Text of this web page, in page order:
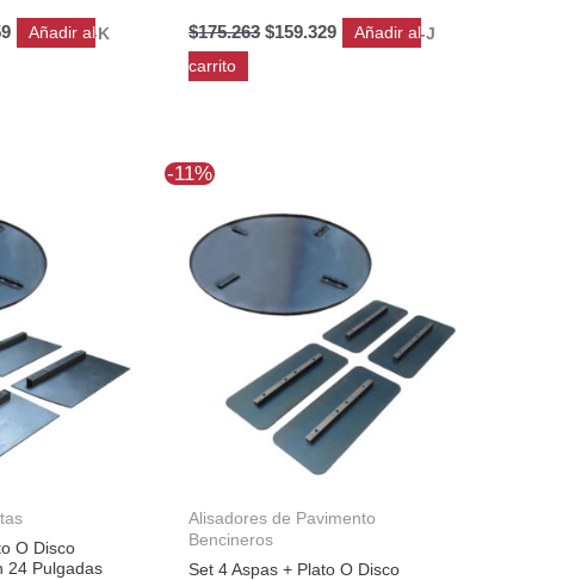
KIT-K
Añadir al
KIT-J
$175.263 $159.329
Añadir al
carrito
O Disco
24 Pulgadas
es:
$85.787.
-11%
Alisadores de Pavimento
Bencineros
Set 4 Aspas + Plato O Disco
original
es:
$98.044.